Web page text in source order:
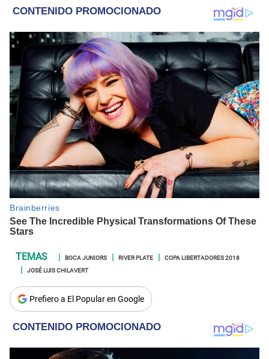
BOCA JUNIORS RIVER PLATE
COPA LIBERTADORES 2018
JOSÉ LUIS CHILAVERT
Prefiero a El Popular en Google